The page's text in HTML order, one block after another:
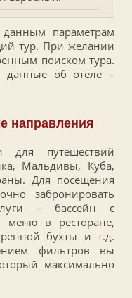
параметрам
тур. При желании
поиском тура.
данные об отеле –
направления
для путешествий
Мальдивы, Куба,
Для посещения
забронировать
– бассейн с
меню в ресторане,
бухты и т.д.
фильтров вы
максимально